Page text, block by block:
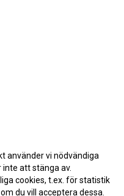
använder vi nödvändiga
att stänga av.
cookies, t.ex. för statistik
du vill acceptera dessa.